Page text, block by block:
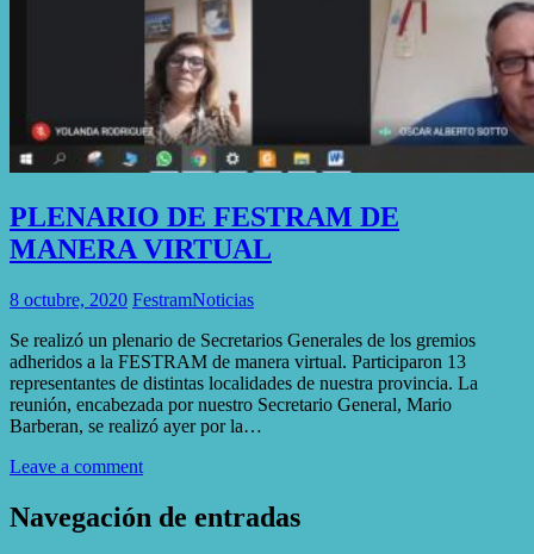
PLENARIO DE FESTRAM DE
MANERA VIRTUAL
8 octubre, 2020 FestramNoticias
Se realizó un plenario de Secretarios Generales de los gremios
adheridos a la FESTRAM de manera virtual. Participaron 13
representantes de distintas localidades de nuestra provincia. La
reunión, encabezada por nuestro Secretario General, Mario
Barberan, se realizó ayer por la…
Leave a comment
Navegación de entradas